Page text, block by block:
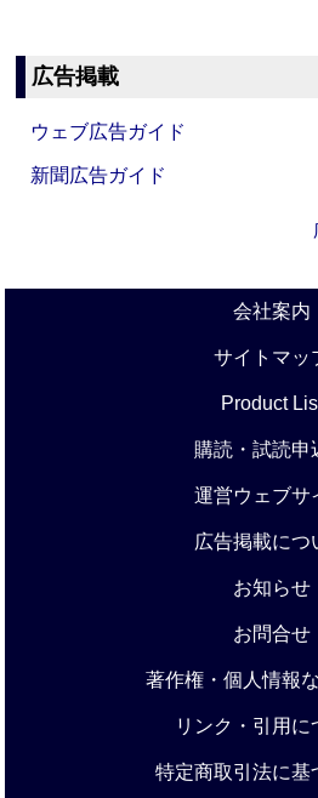
広告掲載
ウェブ広告ガイド
新聞広告ガイド
会社案内
サイトマッ
Product
購読・試読申
運営ウェブサ
広告掲載につ
お知らせ
お問合せ
著作権・個人情報
リンク・引用に
特定商取引法に基